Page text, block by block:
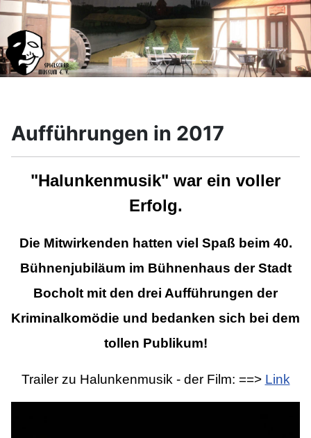
Aufführungen in 2017
"Halunkenmusik" war ein voller
Erfolg.
Die Mitwirkenden hatten viel Spaß beim 40.
Bühnenjubiläum im Bühnenhaus der Stadt
Bocholt mit den drei Aufführungen der
Kriminalkomödie und bedanken sich bei dem
tollen Publikum!
Trailer zu Halunkenmusik - der Film: ==> Link